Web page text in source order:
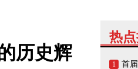
历史辉
热
1 首